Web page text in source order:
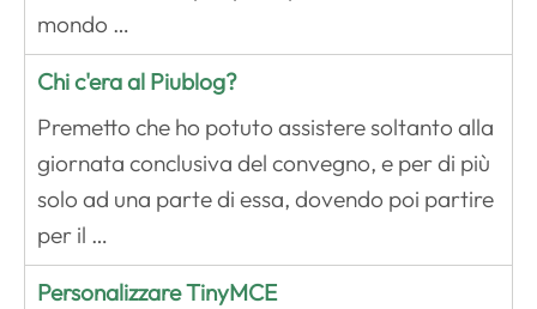
mondo …
Chi c'era al Piublog?
Premetto che ho potuto assistere soltanto alla
giornata conclusiva del convegno, e per di più
solo ad una parte di essa, dovendo poi partire
per il …
Personalizzare TinyMCE